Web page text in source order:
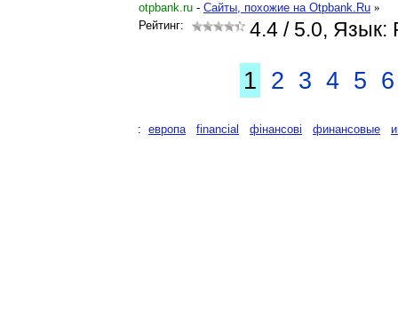
otpbank.ru - Cайты, похожие на Otpbank.Ru »
Рейтинг:
4.4 / 5.0, Язык:
1 2 3 4 5 6
: европа financial фінансові финансовые